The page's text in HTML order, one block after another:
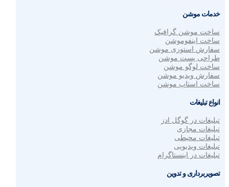
خدمات موشن
ساخت موشن گرافیک
ساخت اینفوموشن
سفارش استوری موشن
طراحی پست موشن
ساخت لوگو موشن
سفارش ویدیو موشن
ساخت استاپ موشن
انواع تبلیغات
تبلیغات در گوگل ادز
تبلیغات مجازی
تبلیغات محیطی
تبلیغات ویدیویی
تبلیغات در اینستاگرام
تصویربرداری و تدوین